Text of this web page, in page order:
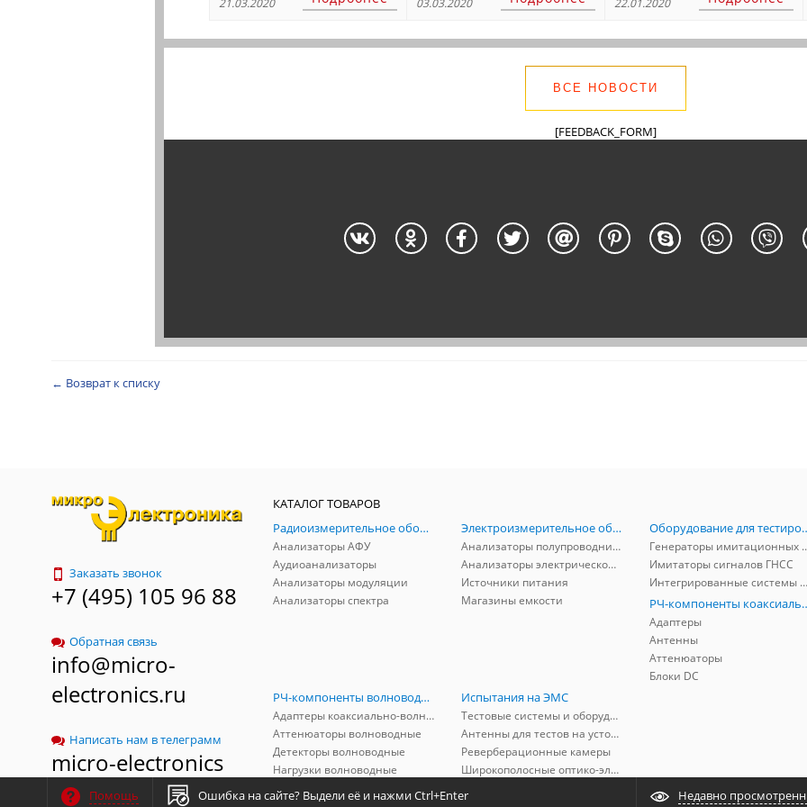
30 – 50%!
ВСЕ НОВОСТИ
[FEEDBACK_FORM]
← Возврат к списку
Заказать звонок
+7 (495) 105 96 88
Обратная связь
info@micro-
electronics.ru
Написать нам в телеграмм
micro-electronics
КАТАЛОГ ТОВАРОВ
Радиоизмерительное оборудование
Анализаторы АФУ
Аудиоанализаторы
Анализаторы модуляции
Анализаторы спектра
Электроизмерительное оборудование
Анализаторы полупроводников
Анализаторы электрической мощности
Источники питания
Магазины емкости
Оборудование
Генераторы
Имитаторы сигналов ГНСС
Интегрированные системы защиты от ГНСС-помех
РЧ-
Адаптеры
Антенны
Аттенюаторы
Блоки DC
РЧ-компоненты волноводные
Адаптеры коаксиально-волноводные
Аттенюаторы волноводные
Детекторы волноводные
Нагрузки волноводные
Испытания на ЭМС
Тестовые системы и оборудование
Антенны для тестов на устойчивость к ЭМП
Реверберационные камеры
Широкополосные оптико-электрические линии
Помощь Ошибка на сайте? Выдели её и нажми Ctrl+Enter Недавно